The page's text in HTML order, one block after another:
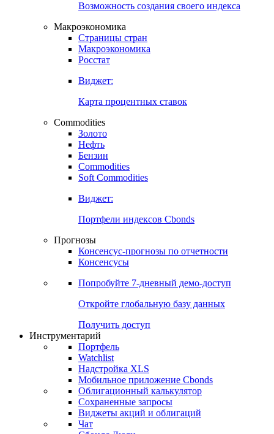
Ставки центральных банков
Создать индекс
Возможность создания своего индекса
Страницы стран
Росстат
Виджет:
Карта процентных ставок
Commodities
Золото
Бензин
Soft Commodities
Виджет:
Портфели индексов Cbonds
Прогнозы
Консенсусы
Попробуйте7-дневный
Откройте глобальную базу данных
Получить доступ
Инструментарий
Портфель
Watchlist
Надстройка XLS
Мобильное приложение Cbonds